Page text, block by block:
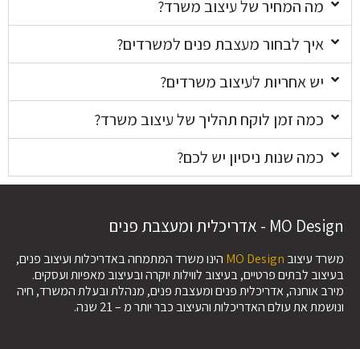
מה המחיר של עיצוב משרד?
איך לבחור מעצבת פנים למשרדים?
יש אחריות לעיצוב משרדים?
כמה זמן לוקח תהליך של עיצוב משרד?
כמה שנות ניסיון יש לכם?
MO Design - אדריכלית ומעצבת פנים
משרד עיצוב MO Design הינו משרד המתמחה באדריכלות ועיצוב פנים,
בעיצוב לבתים פרטיים, בעיצוב לווילות יוקרה ובעיצוב מאפיות ועסקים.
מירב אוחנה, אדריכלית פנים ומעצבת פנים, מנהלת ובעלת המשרד, חיה
ונושמת את עולם האדריכלות והעיצוב כבר יותר מ – 21 שנה.